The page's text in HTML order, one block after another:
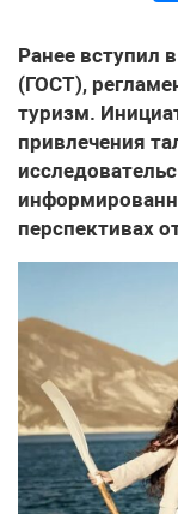
Ранее вступил
(ГОСТ),
туризм.
привлечения
перспективах